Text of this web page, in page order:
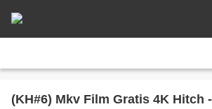
(KH#6) Mkv Film Gratis 4K Hitch